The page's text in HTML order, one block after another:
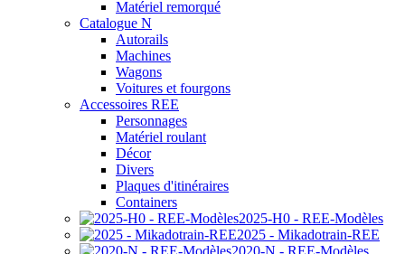
Matériel remorqué
Catalogue N
Autorails
Machines
Wagons
Voitures et fourgons
Accessoires REE
Personnages
Matériel roulant
Décor
Divers
Plaques d'itinéraires
Containers
2025-H0 - REE-Modèles
2025 - Mikadotrain-REE
2020-N - REE-Modèles